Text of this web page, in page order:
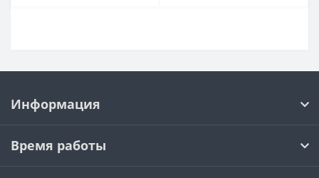
Информация
Время работы